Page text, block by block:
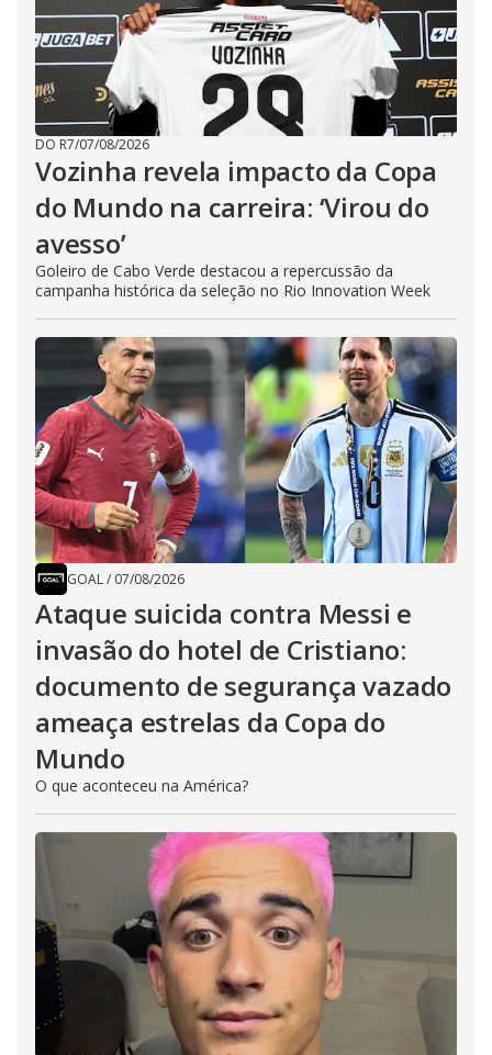
DO R7/07/08/2026
Vozinha revela impacto da Copa
do Mundo na carreira: ‘Virou do
avesso’
Goleiro de Cabo Verde destacou a repercussão da
campanha histórica da seleção no Rio Innovation Week
GOAL/ 07/08/2026
Ataque suicida contra Messi e
invasão do hotel de Cristiano:
documento de segurança vazado
ameaça estrelas da Copa do
Mundo
O que aconteceu na América?